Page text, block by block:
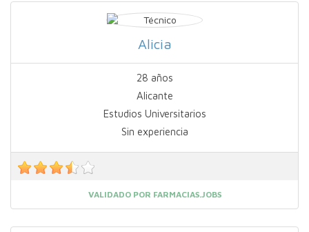
Alicia
28 años
Alicante
Estudios Universitarios
Sin experiencia
VALIDADO POR FARMACIAS.JOBS